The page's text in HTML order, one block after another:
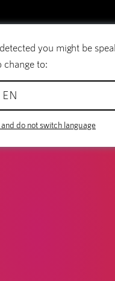
E-post
you might be
change to:
EN
and do not switch language